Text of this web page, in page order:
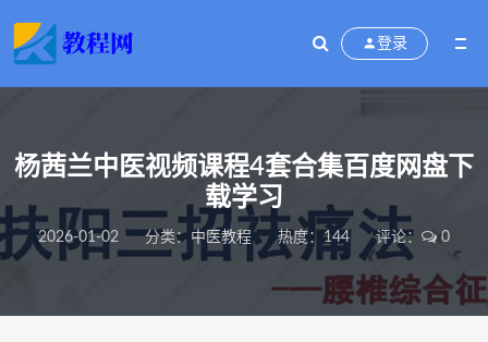
登录
杨茜兰中医视频课程4套合集百度网盘下
载学习
2026-01-02 分类： 中医教程 热度：144 评论： 0